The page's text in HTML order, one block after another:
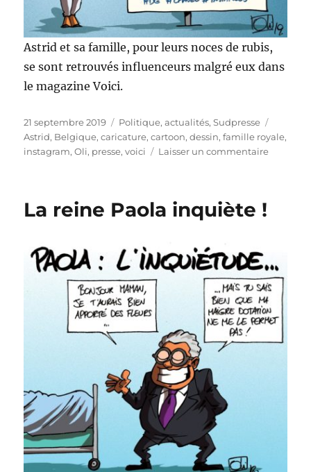
Astrid et sa famille, pour leurs noces de rubis,
se sont retrouvés influenceurs malgré eux dans
le magazine Voici.
Publié
le
21 septembre 2019 Catégories
Politique, actualités,Sudpresse
Astrid, Belgique,caricature,cartoon,dessin,famille royale,
instagram,Oli, presse,voici Laisser un commentairesur
La reine Paola inquiète !